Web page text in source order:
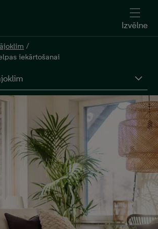
Izvēlne
/
iekārtošanai